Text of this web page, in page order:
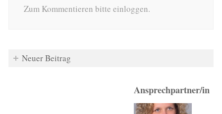
Zum Kommentieren bitte einloggen.
Neuer Beitrag
Ansprechpartner/in